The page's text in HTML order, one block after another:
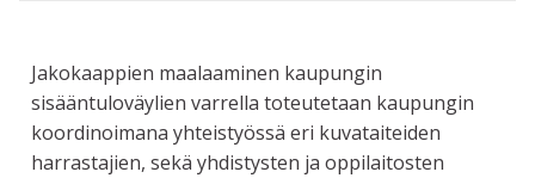
Jakokaappien maalaaminen kaupungin
sisääntuloväylien varrella toteutetaan kaupungin
koordinoimana yhteistyössä eri kuvataiteiden
harrastajien, sekä yhdistysten ja oppilaitosten